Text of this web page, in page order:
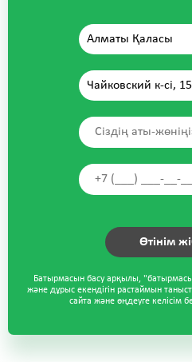
Алматы Қаласы
Чайковский к-сі,
Батырмасын басу арқылы,
және дұрыс екендігін растаймын
сайта және өңдеуге келісім